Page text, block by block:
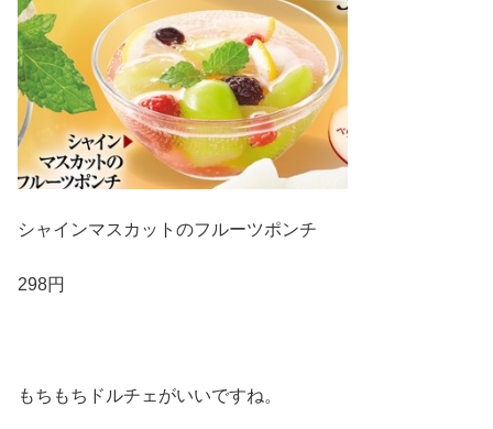
シャインマスカットのフルーツポンチ
298円
もちもちドルチェがいいですね。